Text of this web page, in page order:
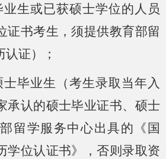
业生或已获硕士学位的人员
证书考生，须提供教育部留
证）；
士毕业生（考生录取当年 入
承认的硕士毕业证书、硕士
留学服务中心出具的《国
学位认证书》，否则录取资